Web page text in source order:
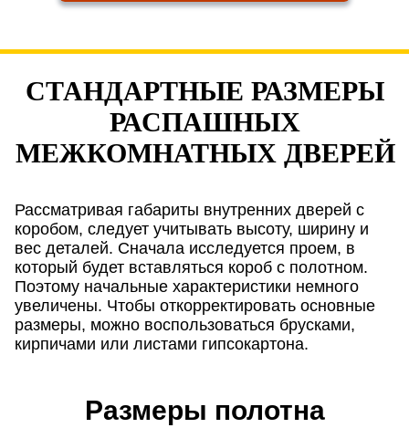
СТАНДАРТНЫЕ РАЗМЕРЫ
РАСПАШНЫХ
МЕЖКОМНАТНЫХ ДВЕРЕЙ
Рассматривая габариты внутренних дверей с
коробом, следует учитывать высоту, ширину и
вес деталей. Сначала исследуется проем, в
который будет вставляться короб с полотном.
Поэтому начальные характеристики немного
увеличены. Чтобы откорректировать основные
размеры, можно воспользоваться брусками,
кирпичами или листами гипсокартона.
Размеры полотна